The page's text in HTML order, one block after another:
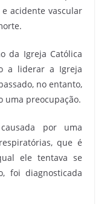
acidente vascular
da Igreja Católica
a liderar a Igreja
no entanto,
uma preocupação.
por uma
que é
ele tentava se
foi diagnosticada